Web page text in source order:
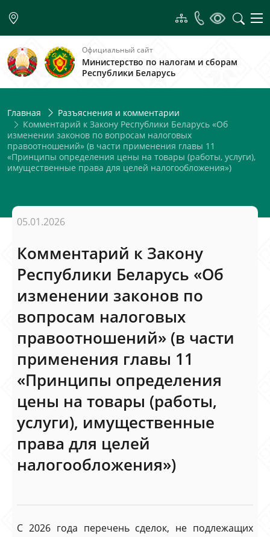
Официальный сайт
Министерство по налогам и сборам
Республики Беларусь
Главная
Разъяснения и комментарии
Комментарий к Закону Республики Беларусь «Об
изменении законов по вопросам налоговых
правоотношений» (в части применения главы 11
«Принципы определения цены на товары (работы, услуги),
имущественные права для целей налогообложения»)
05.01.2026
Комментарий к Закону
Республики Беларусь «Об
изменении законов по
вопросам налоговых
правоотношений» (в части
применения главы 11
«Принципы определения
цены на товары (работы,
услуги), имущественные
права для целей
налогообложения»)
С 2026 года перечень сделок, не подлежащих